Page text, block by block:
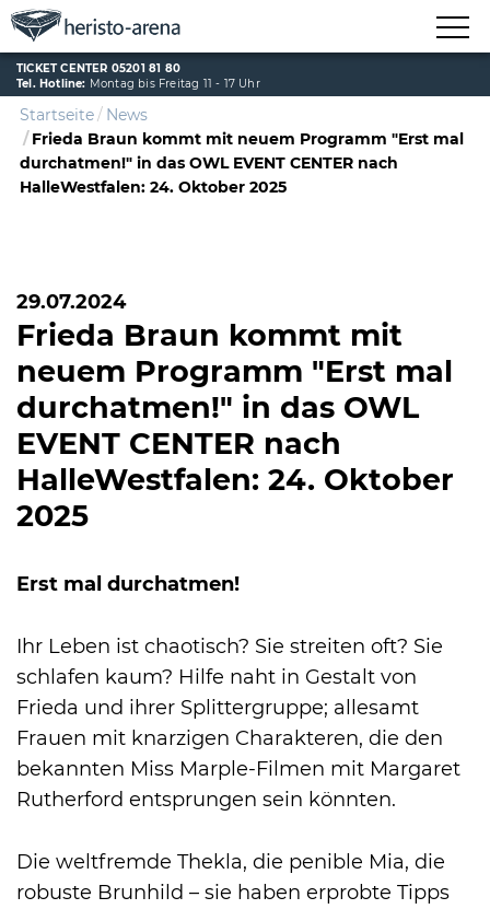
TICKET CENTER 05201 81 80
Tel. Hotline: Montag bis Freitag 11 - 17 Uhr
Startseite
News
Frieda Braun kommt mit neuem Programm "Erst mal
durchatmen!" in das OWL EVENT CENTER nach
HalleWestfalen: 24. Oktober 2025
29.07.2024
Frieda Braun kommt mit
neuem Programm "Erst mal
durchatmen!" in das OWL
EVENT CENTER nach
HalleWestfalen: 24. Oktober
2025
Erst mal durchatmen!
Ihr Leben ist chaotisch? Sie streiten oft? Sie
schlafen kaum? Hilfe naht in Gestalt von
Frieda und ihrer Splittergruppe; allesamt
Frauen mit knarzigen Charakteren, die den
bekannten Miss Marple-Filmen mit Margaret
Rutherford entsprungen sein könnten.
Die weltfremde Thekla, die penible Mia, die
robuste Brunhild – sie haben erprobte Tipps